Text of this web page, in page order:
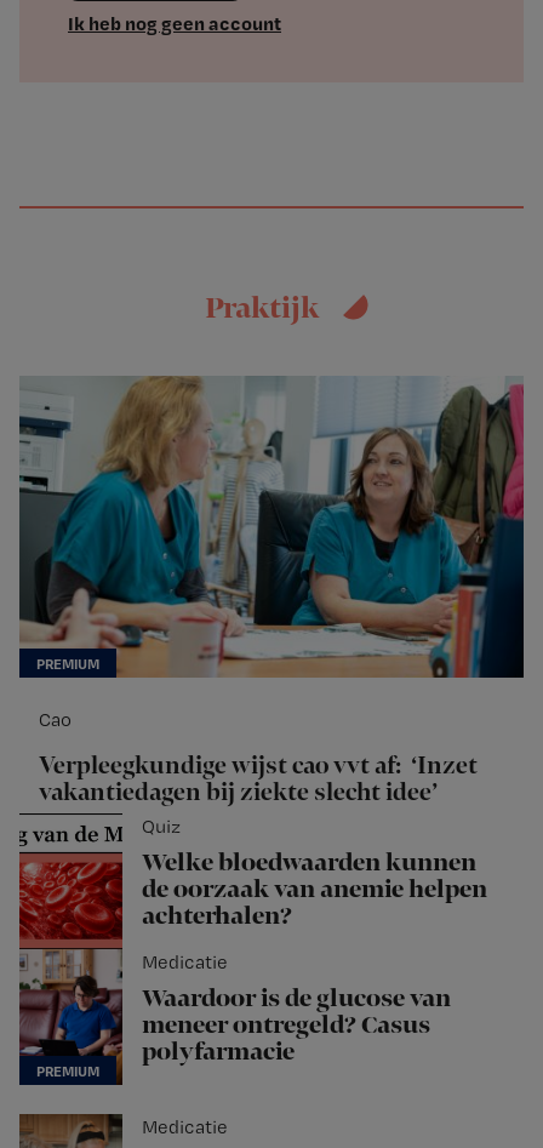
Ik heb nog geen account
Praktijk
Cao
Verpleegkundige wijst cao vvt af: ‘Inzet
vakantiedagen bij ziekte slecht idee’
Quiz
Welke bloedwaarden kunnen
de oorzaak van anemie helpen
achterhalen?
Medicatie
Waardoor is de glucose van
meneer ontregeld? Casus
polyfarmacie
Medicatie